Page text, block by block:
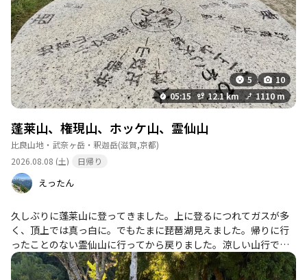
5
10
05:15
12.1 km 1110 m
蓬莱山、権現山、ホッケ山、霊仙山
比良山地・武奈ヶ岳・釈迦岳(滋賀,京都)
2026.08.08 (土)
日帰り
えったん
久しぶりに蓬莱山に登ってきました。上に登るにつれてガスが多
く、頂上では真っ白に。でもたまに琵琶湖見えました。帰りに行
ったことのない霊仙山に行ってから戻りました。涼しい山行で助
かりました。